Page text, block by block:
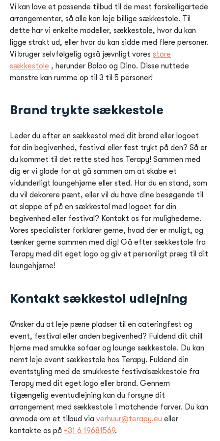
Vi kan lave et passende tilbud til de mest forskelligartede
arrangementer, så alle kan leje billige sækkestole. Til
dette har vi enkelte modeller, sækkestole, hvor du kan
ligge strakt ud, eller hvor du kan sidde med flere personer.
Vi bruger selvfølgelig også jævnligt vores store
sækkestole , herunder Baloo og Dino. Disse nuttede
monstre kan rumme op til 3 til 5 personer!
Brand trykte sækkestole
Leder du efter en sækkestol med dit brand eller logoet
for din begivenhed, festival eller fest trykt på den? Så er
du kommet til det rette sted hos Terapy! Sammen med
dig er vi glade for at gå sammen om at skabe et
vidunderligt loungehjørne eller sted. Har du en stand, som
du vil dekorere pænt, eller vil du have dine besøgende til
at slappe af på en sækkestol med logoet for din
begivenhed eller festival? Kontakt os for mulighederne.
Vores specialister forklarer gerne, hvad der er muligt, og
tænker gerne sammen med dig! Gå efter sækkestole fra
Terapy med dit eget logo og giv et personligt præg til dit
loungehjørne!
Kontakt sækkestol udlejning
Ønsker du at leje pæne pladser til en cateringfest og
event, festival eller anden begivenhed? Fuldend dit chill
hjørne med smukke sofaer og lounge sækkestole. Du kan
nemt leje event sækkestole hos Terapy. Fuldend din
eventstyling med de smukkeste festivalsækkestole fra
Terapy med dit eget logo eller brand. Gennem
tilgængelig eventudlejning kan du forsyne dit
arrangement med sækkestole i matchende farver. Du kan
anmode om et tilbud via verhuur@terapy.eu eller
kontakte os på +31 6 19681569.